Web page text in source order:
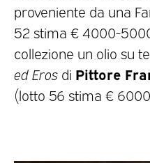
proveniente da una
52 stima € 4000-
collezione un olio su
ed Eros di Pittore
(lotto 56 stima €